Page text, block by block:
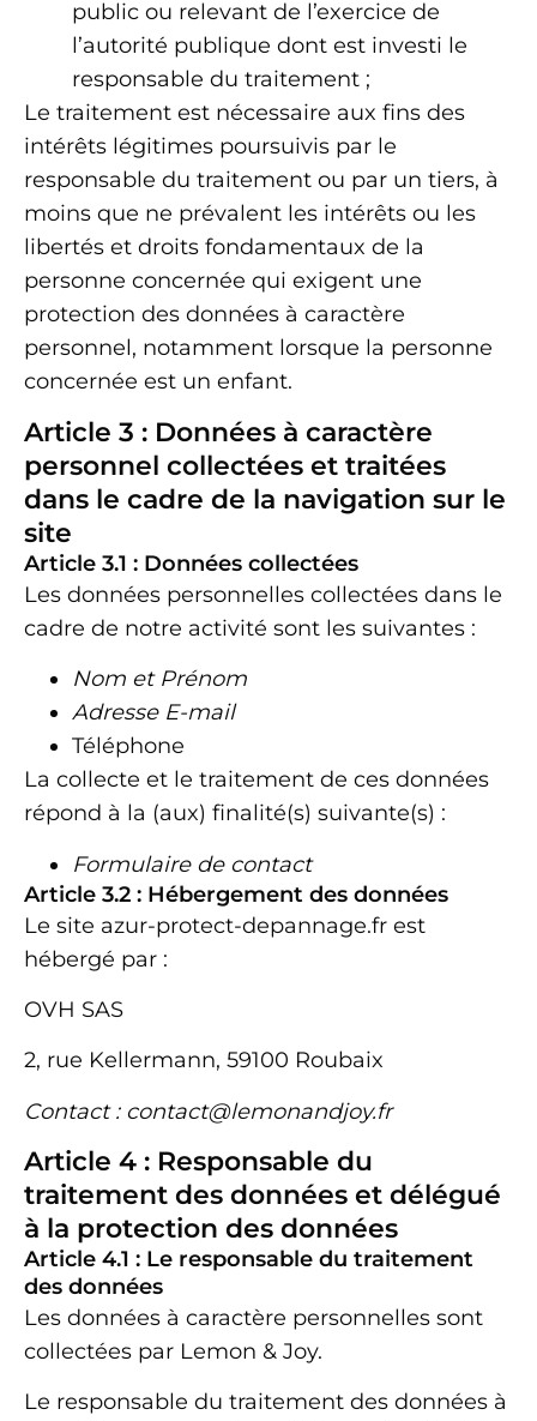
public ou relevant de l’exercice de
l’autorité publique dont est investi le
responsable du traitement ;
Le traitement est nécessaire aux fins des
intérêts légitimes poursuivis par le
responsable du traitement ou par un tiers, à
moins que ne prévalent les intérêts ou les
libertés et droits fondamentaux de la
personne concernée qui exigent une
protection des données à caractère
personnel, notamment lorsque la personne
concernée est un enfant.
Article 3 : Données à caractère
personnel collectées et traitées
dans le cadre de la navigation sur le
site
Article 3.1 : Données collectées
Les données personnelles collectées dans le
cadre de notre activité sont les suivantes :
Nom et Prénom
Adresse E-mail
Téléphone
La collecte et le traitement de ces données
répond à la (aux) finalité(s) suivante(s) :
Formulaire de contact
Article 3.2 : Hébergement des données
Le site azur-protect-depannage.fr est
hébergé par :
OVH SAS
2, rue Kellermann, 59100 Roubaix
Contact : contact@lemonandjoy.fr
Article 4 : Responsable du
traitement des données et délégué
à la protection des données
Article 4.1 : Le responsable du traitement
des données
Les données à caractère personnelles sont
collectées par Lemon & Joy.
Le responsable du traitement des données à